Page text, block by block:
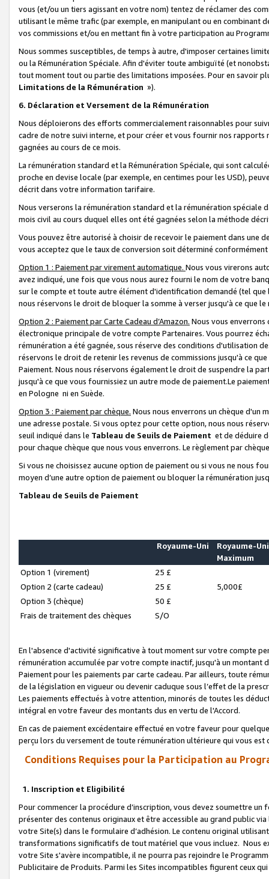
vous (et/ou un tiers agissant en votre nom) tentez de réclamer des
utilisant le même trafic (par exemple, en manipulant ou en combinant
vos commissions et/ou en mettant fin à votre participation au
Nous sommes susceptibles, de temps à autre, d'imposer certaines
ou la Rémunération Spéciale. Afin d'éviter toute ambiguïté (et
tout moment tout ou partie des limitations imposées. Pour en savoir
Limitations de la Rémunération »).
6. Déclaration et Versement de la Rémunération
Nous déploierons des efforts commercialement raisonnables pour
cadre de notre suivi interne, et pour créer et vous fournir nos
gagnées au cours de ce mois.
La rémunération standard et la Rémunération Spéciale, qui sont
proche en devise locale (par exemple, en centimes pour les USD),
décrit dans votre information tarifaire.
Nous verserons la rémunération standard et la rémunération spéciale
mois civil au cours duquel elles ont été gagnées selon la méthode
Vous pouvez être autorisé à choisir de recevoir le paiement dans une
vous acceptez que le taux de conversion soit déterminé
Option 1 : Paiement par virement automatique. Nous vous virerons
avez indiqué, une fois que vous nous aurez fourni le nom de votre
sur le compte et toute autre élément d'identification demandé (tel que
nous réservons le droit de bloquer la somme à verser jusqu'à ce que
Option 2 : Paiement par Carte Cadeau d’Amazon. Nous vous
électronique principale de votre compte Partenaires. Vous pourrez
rémunération a été gagnée, sous réserve des conditions d'utilisation
réservons le droit de retenir les revenus de commissions jusqu'à ce
Paiement. Nous nous réservons également le droit de suspendre la
jusqu'à ce que vous fournissiez un autre mode de paiement.Le
en Pologne ni en Suède.
Option 3 : Paiement par chèque. Nous nous enverrons un chèque d'un
une adresse postale. Si vous optez pour cette option, nous nous
seuil indiqué dans le Tableau de Seuils de Paiement et de déduire
pour chaque chèque que nous vous enverrons. Le règlement par
Si vous ne choisissez aucune option de paiement ou si vous ne nous
moyen d’une autre option de paiement ou bloquer la rémunération
Tableau de Seuils de Paiement
Royaume-Uni
Royaume-Uni
Maximum
Option 1 (virement)
25 £
Option 2 (carte cadeau)
25 £
5,000£
Option 3 (chèque)
50 £
Frais de traitement des chèques
S/O
En l'absence d'activité significative à tout moment sur votre compte
rémunération accumulée par votre compte inactif, jusqu'à un montant
Paiement pour les paiements par carte cadeau. Par ailleurs, toute
de la législation en vigueur ou devenir caduque sous l’effet de la
Les paiements effectués à votre attention, minorés de toutes les
intégral en votre faveur des montants dus en vertu de l'Accord.
En cas de paiement excédentaire effectué en votre faveur pour
perçu lors du versement de toute rémunération ultérieure qui vous est
Conditions Requises pour la Participation au
1. Inscription et Eligibilité
Pour commencer la procédure d’inscription, vous devez soumettre
présenter des contenus originaux et être accessible au grand public
votre Site(s) dans le formulaire d’adhésion. Le contenu original
transformations significatifs de tout matériel que vous incluez. Nous
votre Site s'avère incompatible, il ne pourra pas rejoindre le
Publicitaire de Produits. Parmi les Sites incompatibles figurent ceux